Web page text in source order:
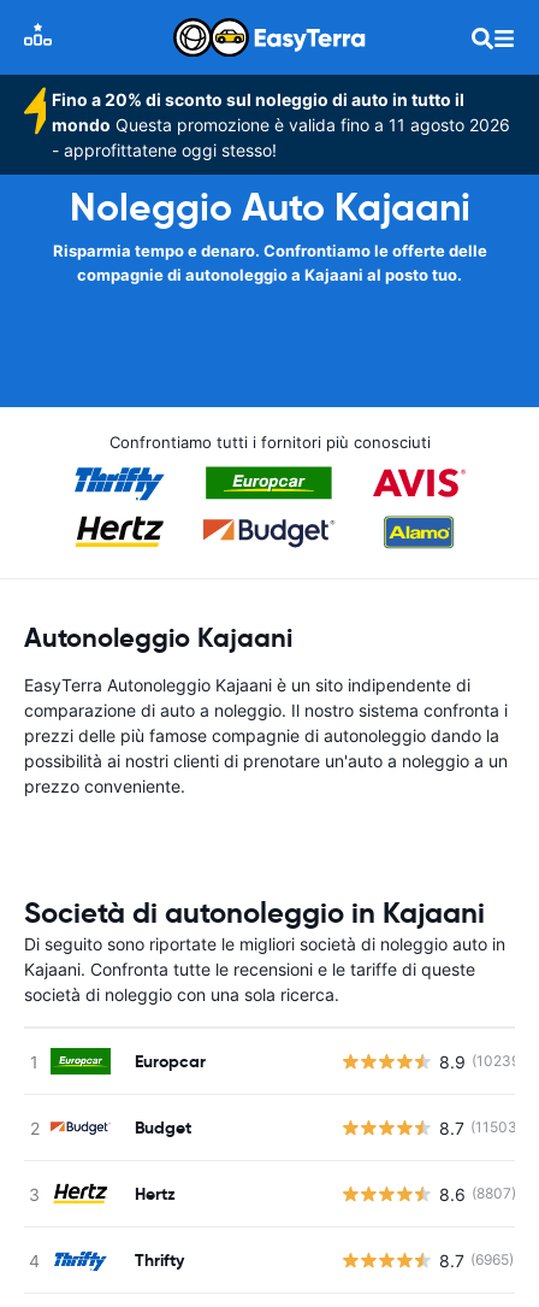
Fino a 20% di sconto sul noleggio di auto in tutto il
mondo Questa promozione è valida fino a 11 agosto 2026
- approfittatene oggi stesso!
Noleggio Auto Kajaani
Risparmia tempo e denaro. Confrontiamo le offerte delle
compagnie di autonoleggio a Kajaani al posto tuo.
Confrontiamo tutti i fornitori più conosciuti
Autonoleggio Kajaani
EasyTerra Autonoleggio Kajaani è un sito indipendente di
comparazione di auto a noleggio. Il nostro sistema confronta i
prezzi delle più famose compagnie di autonoleggio dando la
possibilità ai nostri clienti di prenotare un'auto a noleggio a un
prezzo conveniente.
Società di autonoleggio in Kajaani
Di seguito sono riportate le migliori società di noleggio auto in
Kajaani. Confronta tutte le recensioni e le tariffe di queste
società di noleggio con una sola ricerca.
Europcar 8.9 (10239)
Budget 8.7 (11503)
Hertz 8.6 (8807)
Thrifty 8.7 (6965)